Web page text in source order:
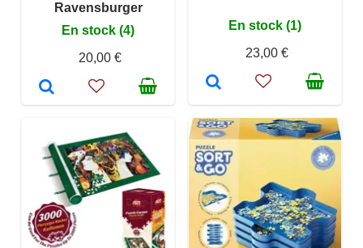
Ravensburger
En stock (4)
20,00 €
En stock (1)
23,00 €